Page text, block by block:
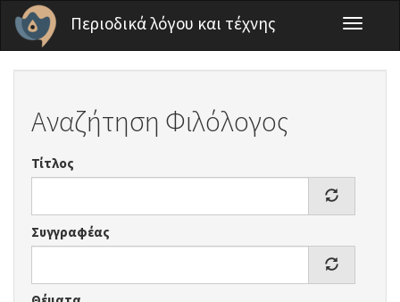
Παράκαμψη προς το κυρίως περιεχόμενο
Περιοδικά λόγου και τέχνης
Toggle
Αναζήτηση Φιλόλογος
Τίτλος
Συγγραφέας